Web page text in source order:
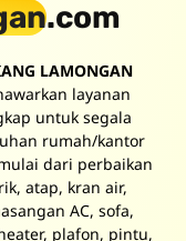
.com
LAMONGAN
layanan
untuk segala
rumah/kantor
dari perbaikan
atap, kran air,
AC, sofa,
plafon, pintu,